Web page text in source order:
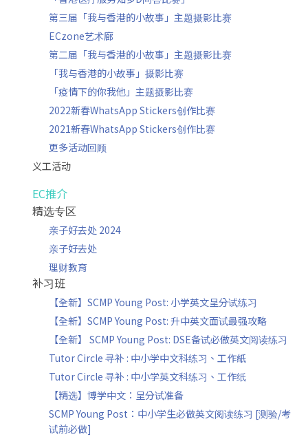
第三届「我与香港的小故事」主题摄影比赛
ECzone艺术廊
第二届「我与香港的小故事」主题摄影比赛
「我与香港的小故事」摄影比赛
「疫情下的你我他」主题摄影比赛
2022新春WhatsApp Stickers创作比赛
2021新春WhatsApp Stickers创作比赛
更多活动回顾
义工活动
EC推介
精选专区
亲子好去处 2024
亲子好去处
理财教育
补习班
【全新】SCMP Young Post: 小学英文呈分试练习
【全新】SCMP Young Post: 升中英文面试最强攻略
【全新】 SCMP Young Post: DSE备试必做英文阅读练习
Tutor Circle 寻补 : 中小学中文科练习、工作紙
Tutor Circle 寻补 : 中小学英文科练习、工作纸
【精选】博学中文：呈分试准备
SCMP Young Post：中小学生必做英文阅读练习 [测验/考
试前必做]